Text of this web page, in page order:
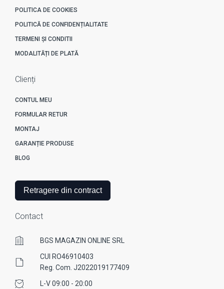
POLITICA DE COOKIES
POLITICĂ DE CONFIDENȚIALITATE
TERMENI ȘI CONDITII
MODALITĂȚI DE PLATĂ
Clienți
CONTUL MEU
FORMULAR RETUR
MONTAJ
GARANȚIE PRODUSE
BLOG
Retragere din contract
Contact
BGS MAGAZIN ONLINE SRL
CUI RO46910403
Reg. Com. J2022019177409
L-V 09:00 - 20:00